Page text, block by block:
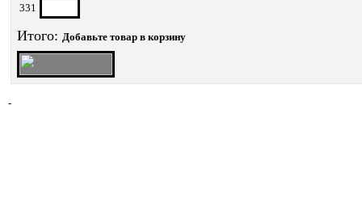
331
Итого: Добавьте товар в корзину
-